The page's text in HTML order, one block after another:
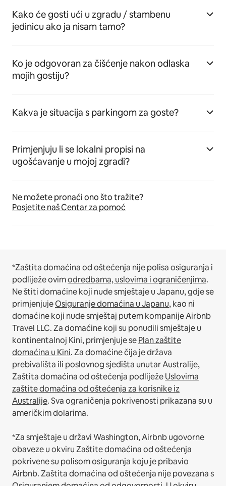
Kako će gosti ući u zgradu / stambenu
jedinicu ako ja nisam tamo?
Ko je odgovoran za čišćenje nakon odlaska
mojih gostiju?
Kakva je situacija s parkingom za goste?
Primjenjuju li se lokalni propisi na
ugošćavanje u mojoj zgradi?
Ne možete pronaći ono što tražite?
Posjetite naš Centar za pomoć
*Zaštita domaćina od oštećenja nije polisa osiguranja i
podliježe ovimodredbama, uslovima i ograničenjima.
Ne štiti domaćine koji nude smještaje u Japanu, gdje se
primjenjujeOsiguranje domaćina u Japanu, kao ni
domaćine koji nude smještaj putem kompanije Airbnb
Travel LLC.Za domaćine koji su ponudili smještaje u
kontinentalnoj Kini, primjenjuje sePlan zaštite
domaćina u Kini.Za domaćine čija je država
prebivališta ili poslovnog sjedišta unutar Australije,
Zaštita domaćina od oštećenja podliježeUslovima
zaštite domaćina od oštećenja za korisnike iz
Australije. Sva ograničenja pokrivenosti prikazana su u
američkim dolarima.
*Za smještaje u državi Washington, Airbnb ugovorne
obaveze u okviru Zaštite domaćina od oštećenja
pokrivene su polisom osiguranja koju je pribavio
Airbnb. Zaštita domaćina od oštećenja nije povezana s